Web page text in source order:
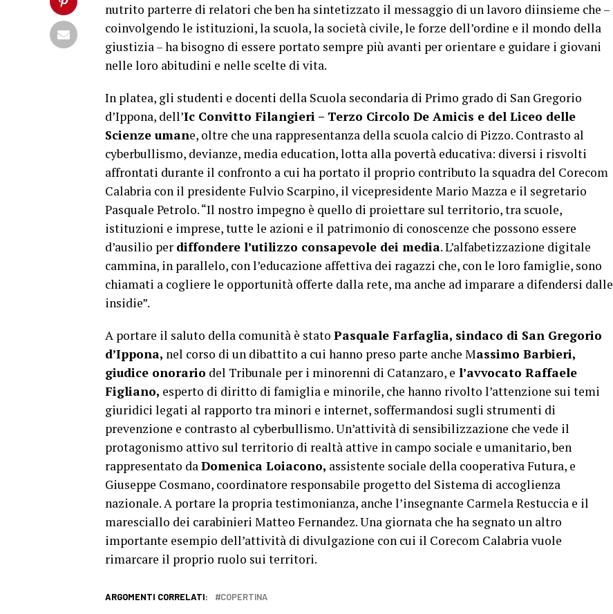
nutrito parterre di relatori che ben ha sintetizzato il messaggio di un lavoro diinsieme che –
coinvolgendo le istituzioni, la scuola, la società civile, le forze dell’ordine e il mondo della
giustizia – ha bisogno di essere portato sempre più avanti per orientare e guidare i giovani
nelle loro abitudini e nelle scelte di vita.
In platea, gli studenti e docenti della Scuola secondaria di Primo grado di San Gregorio
d’Ippona, dell’Ic Convitto Filangieri – Terzo Circolo De Amicis e del Liceo delle
Scienze umane, oltre che una rappresentanza della scuola calcio di Pizzo. Contrasto al
cyberbullismo, devianze, media education, lotta alla povertà educativa: diversi i risvolti
affrontati durante il confronto a cui ha portato il proprio contributo la squadra del Corecom
Calabria con il presidente Fulvio Scarpino, il vicepresidente Mario Mazza e il segretario
Pasquale Petrolo. “Il nostro impegno è quello di proiettare sul territorio, tra scuole,
istituzioni e imprese, tutte le azioni e il patrimonio di conoscenze che possono essere
d’ausilio per diffondere l’utilizzo consapevole dei media. L’alfabetizzazione digitale
cammina, in parallelo, con l’educazione affettiva dei ragazzi che, con le loro famiglie, sono
chiamati a cogliere le opportunità offerte dalla rete, ma anche ad imparare a difendersi dalle
insidie”.
A portare il saluto della comunità è stato Pasquale Farfaglia, sindaco di San Gregorio
d’Ippona, nel corso di un dibattito a cui hanno preso parte anche Massimo Barbieri,
giudice onorario del Tribunale per i minorenni di Catanzaro, e l’avvocato Raffaele
Figliano, esperto di diritto di famiglia e minorile, che hanno rivolto l’attenzione sui temi
giuridici legati al rapporto tra minori e internet, soffermandosi sugli strumenti di
prevenzione e contrasto al cyberbullismo. Un’attività di sensibilizzazione che vede il
protagonismo attivo sul territorio di realtà attive in campo sociale e umanitario, ben
rappresentato daDomenica Loiacono, assistente sociale della cooperativa Futura, e
Giuseppe Cosmano, coordinatore responsabile progetto del Sistema di accoglienza
nazionale. A portare la propria testimonianza, anche l’insegnante Carmela Restuccia e il
maresciallo dei carabinieri Matteo Fernandez. Una giornata che ha segnato un altro
importante esempio dell’attività di divulgazione con cui il Corecom Calabria vuole
rimarcare il proprio ruolo sui territori.
ARGOMENTI CORRELATI: COPERTINA